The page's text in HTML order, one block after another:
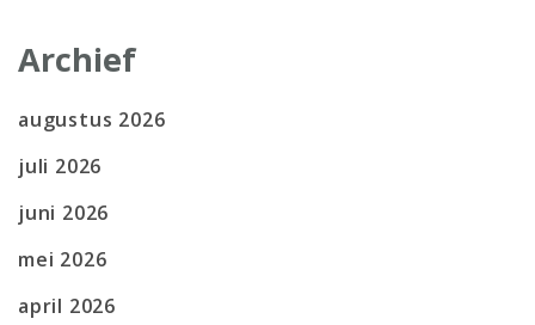
Archief
augustus 2026
juli 2026
juni 2026
mei 2026
april 2026